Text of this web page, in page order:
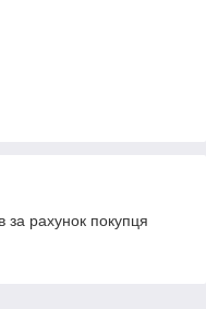
за рахунок покупця